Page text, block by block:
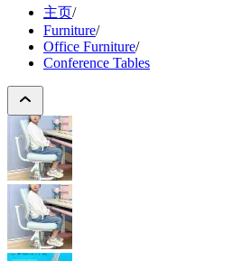
主页/
Furniture/
Office Furniture/
Conference Tables